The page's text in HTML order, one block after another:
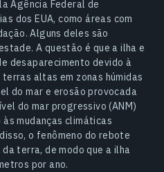
Agência Federal de
dos EUA, como áreas com
Alguns deles são
A questão é que a ilha e
desaparecimento devido à
altas em zonas húmidas
do mar e erosão provocada
do mar progressivo (ANM)
mudanças climáticas
o fenômeno do rebote
terra, de modo que a ilha
por ano.